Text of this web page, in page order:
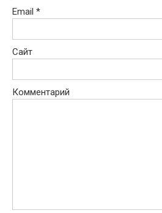
Email *
Сайт
Комментарий